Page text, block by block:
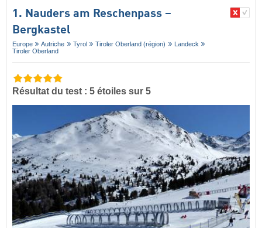
1. Nauders am Reschenpass –
Bergkastel
Europe Autriche Tyrol Tiroler Oberland (région)
Landeck
Tiroler Oberland
Résultat du test : 5 étoiles sur 5